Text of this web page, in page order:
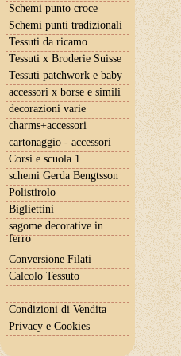
Schemi punto croce
Schemi punti tradizionali
Tessuti da ricamo
Tessuti x Broderie Suisse
Tessuti patchwork e baby
accessori x borse e simili
decorazioni varie
charms+accessori
cartonaggio - accessori
Corsi e scuola 1
schemi Gerda Bengtsson
Polistirolo
Bigliettini
sagome decorative in
ferro
Conversione Filati
Calcolo Tessuto
Condizioni di Vendita
Privacy e Cookies